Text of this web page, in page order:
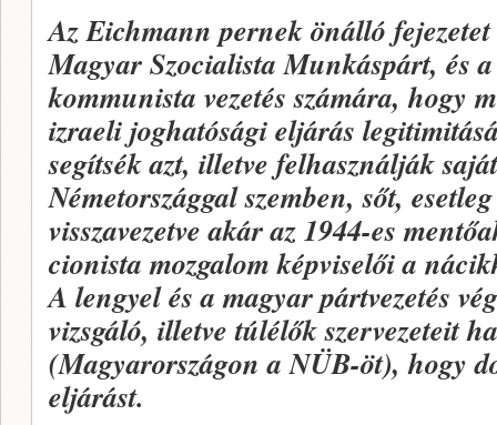
Az Eichmann pernek önálló
Magyar Szocialista Munkáspárt, és
kommunista vezetés számára, hogy
izraeli joghatósági eljárás
segítsék azt, illetve felhasználják
Németországgal szemben, sőt,
visszavezetve akár az 1944-es
cionista mozgalom képviselői a
A lengyel és a magyar pártvezetés
vizsgáló, illetve túlélők szervezeteit
(Magyarországon a NÜB-öt), hogy
eljárást.